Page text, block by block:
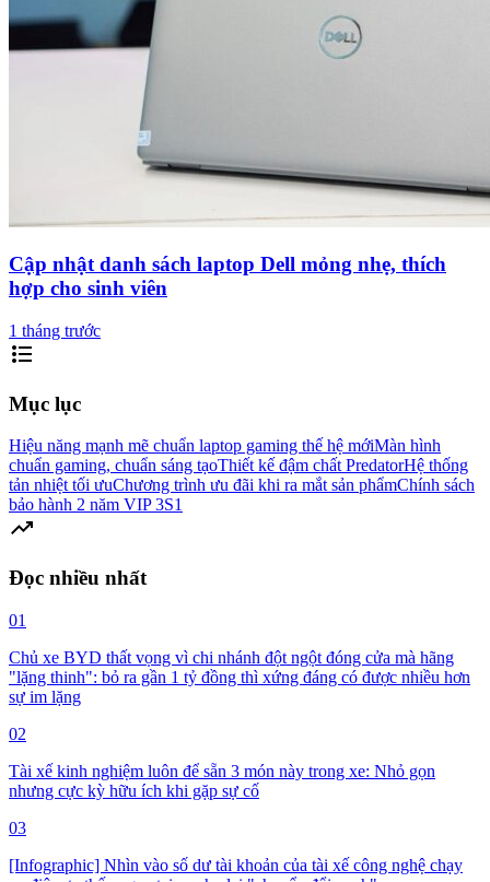
Cập nhật danh sách laptop Dell mỏng nhẹ, thích
hợp cho sinh viên
1 tháng trước
format_list_bulleted
Mục lục
Hiệu năng mạnh mẽ chuẩn laptop gaming thế hệ mớiMàn hình
chuẩn gaming, chuẩn sáng tạoThiết kế đậm chất PredatorHệ thống
tản nhiệt tối ưuChương trình ưu đãi khi ra mắt sản phẩmChính sách
bảo hành 2 năm VIP 3S1
trending_up
Đọc nhiều nhất
01
Chủ xe BYD thất vọng vì chi nhánh đột ngột đóng cửa mà hãng
"lặng thinh": bỏ ra gần 1 tỷ đồng thì xứng đáng có được nhiều hơn
sự im lặng
02
Tài xế kinh nghiệm luôn để sẵn 3 món này trong xe: Nhỏ gọn
nhưng cực kỳ hữu ích khi gặp sự cố
03
[Infographic] Nhìn vào số dư tài khoản của tài xế công nghệ chạy